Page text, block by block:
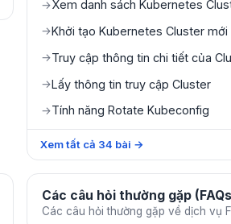
→Xem danh sách Kubernetes
→Khởi tạo Kubernetes Cluster mới
→Truy cập thông tin chi tiết của
→Lấy thông tin truy cập Cluster
→Tính năng Rotate Kubeconfig
Xem tất cả 34 bài →
Các câu hỏi thường gặp
Các câu hỏi thường gặp về dịch vụ